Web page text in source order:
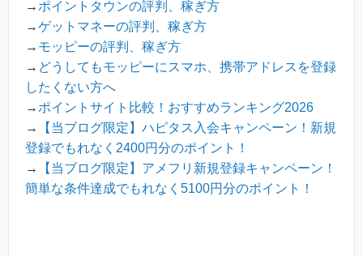
→ ポイントタウンの評判、稼ぎ方
→ゲットマネーの評判、稼ぎ方
→ モッピーの評判、稼ぎ方
→ どうしてもモッピーにスマホ、携帯アドレスを登録
したくない方へ
→ ポイントサイト比較！おすすめランキング2026
→
【当ブログ限定】ハピタス入会キャンペーン！新規
登録でもれなく2400円分のポイント！
→
【当ブログ限定】アメフリ新規登録キャンペーン！
簡単な条件達成でもれなく5100円分のポイント！